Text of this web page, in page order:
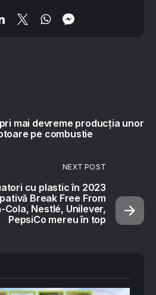
mai devreme producţia unor
pe combustie
NEXT POST
cu plastic în 2023
Break Free From
Cola, Nestlé, Unilever,
PepsiCo mereu în top